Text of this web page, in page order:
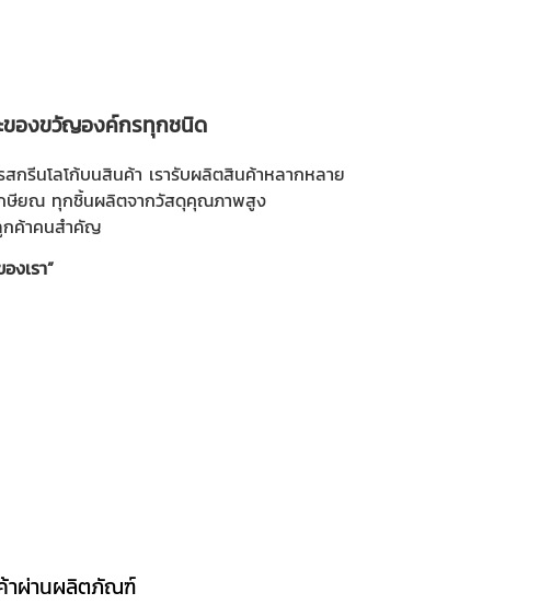
ของขวัญองค์กรทุกชนิด
รีนโลโก้บนสินค้า เรารับผลิตสินค้าหลากหลาย
ษียณ ทุกชิ้นผลิตจากวัสดุคุณภาพสูง
กค้าคนสำคัญ
เรา”
าผ่านผลิตภัณฑ์